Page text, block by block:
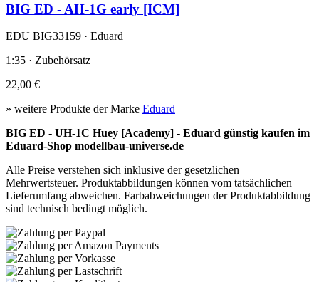
BIG ED - AH-1G early [ICM]
EDU BIG33159 · Eduard
1:35 · Zubehörsatz
22,00 €
» weitere Produkte der Marke Eduard
BIG ED - UH-1C Huey [Academy] - Eduard günstig kaufen im
Eduard-Shop modellbau-universe.de
Alle Preise verstehen sich inklusive der gesetzlichen
Mehrwertsteuer. Produktabbildungen können vom tatsächlichen
Lieferumfang abweichen. Farbabweichungen der Produktabbildung
sind technisch bedingt möglich.